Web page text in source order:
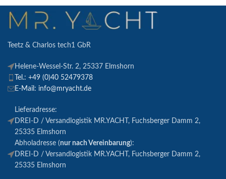
Teetz & Charlos tech1 GbR
Helene-Wessel-Str. 2, 25337 Elmshorn
Tel.: +49 (0)40 52479378
E-Mail: info@mryacht.de
Lieferadresse:
DREI-D / Versandlogistik MR.YACHT, Fuchsberger Damm 2,
25335 Elmshorn
Abholadresse (nur nach Vereinbarung):
DREI-D / Versandlogistik MR.YACHT, Fuchsberger Damm 2,
25335 Elmshorn